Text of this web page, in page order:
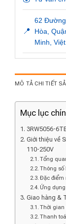
📍
62
Hòa,
Minh,
MÔ TẢ CHI TIẾT
Mục lục
3RW5056-
Giới thiệu về
110-250V
Tổng
Thông số
Đặc điểm
Ứng dụng
Giao hàng &
Thời gian
Thanh